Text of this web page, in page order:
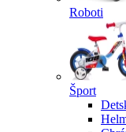
Roboti
Šport